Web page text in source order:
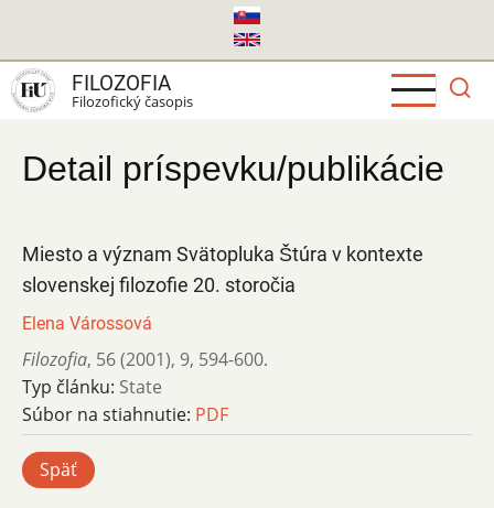
hlavný
obsah
FILOZOFIA
Filozofický časopis
Detail príspevku/publikácie
Miesto a význam Svätopluka Štúra v kontexte
slovenskej filozofie 20. storočia
Elena Várossová
Filozofia, 56 (2001), 9, 594-600.
Typ článku: State
Súbor na stiahnutie: PDF
Späť